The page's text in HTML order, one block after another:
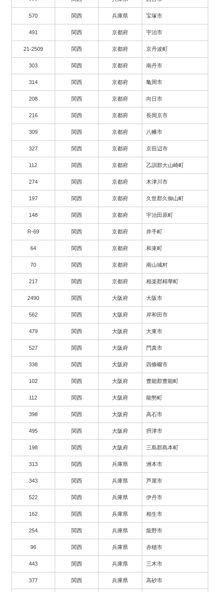
570 関西 兵庫県 宝塚市
491 関西 京都府 宇治市
21-2509 関西 京都府 京丹波町
303 関西 京都府 南丹市
314 関西 京都府 亀岡市
208 関西 京都府 向日市
216 関西 京都府 長岡京市
309 関西 京都府 八幡市
327 関西 京都府 京田辺市
112 関西 京都府 乙訓郡大山崎町
274 関西 京都府 木津川市
197 関西 京都府 久世郡久御山町
148 関西 京都府 宇治田原町
R-69 関西 京都府 井手町
64 関西 京都府 和束町
70 関西 京都府 南山城村
217 関西 京都府 相楽郡精華町
2490 関西 大阪府 大阪市
562 関西 大阪府 岸和田市
479 関西 大阪府 大東市
527 関西 大阪府 門真市
338 関西 大阪府 四條畷市
102 関西 大阪府 豊能郡豊能町
112 関西 大阪府 能勢町
398 関西 大阪府 高石市
495 関西 大阪府 摂津市
198 関西 大阪府 三島郡島本町
313 関西 兵庫県 洲本市
343 関西 兵庫県 芦屋市
522 関西 兵庫県 伊丹市
162 関西 兵庫県 相生市
254 関西 兵庫県 龍野市
96 関西 兵庫県 赤穂市
443 関西 兵庫県 三木市
377 関西 兵庫県 高砂市